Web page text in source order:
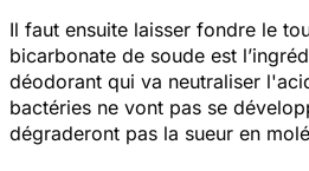
Il faut ensuite laisser fondre le
bicarbonate de soude est
déodorant qui va neutraliser
bactéries ne vont pas se
dégraderont pas la sueur en